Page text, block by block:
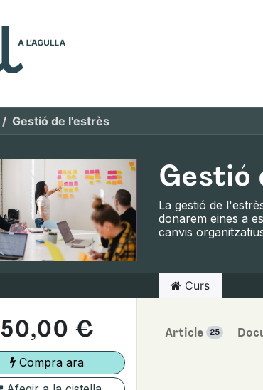
Gestió de l'estrès
Gestió
La gestió de
donarem eines a
canvis
50,00 €
Compra ara
Curs
Article 25